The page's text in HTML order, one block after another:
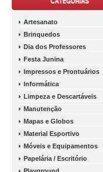
Artesanato
Brinquedos
Dia dos Professores
Festa Junina
Impressos e Prontuários
Informática
Limpeza e Descartáveis
Manutenção
Mapas e Globos
Material Esportivo
Móveis e Equipamentos
Papelária / Escritório